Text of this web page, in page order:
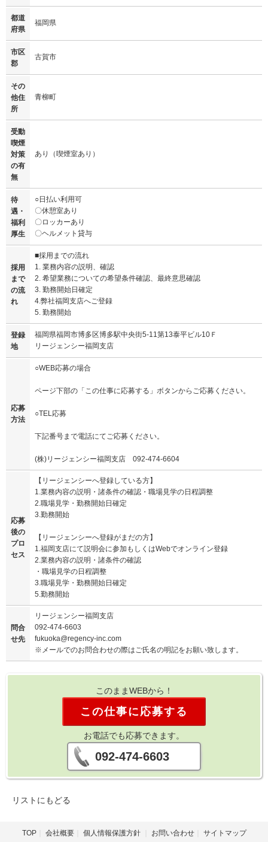
都道
府県
福岡県
市区
郡
古賀市
その
他住
所
青柳町
受動
喫煙
対策
の有
無
あり（喫煙室あり）
待
遇・
福利
厚生
○日払い利用可
〇休憩室あり
〇ロッカーあり
〇ヘルメット貸与
採用
まで
の流
れ
■採用までの流れ
1. 業務内容の説明、確認
2. 希望業務についての希望条件確認、最終意思確認
3. 勤務開始日確定
4.弊社福岡支店へご登録
5. 勤務開始
登録
地
福岡県福岡市博多区博多駅中央街5-11第13泰平ビル10Ｆ
リージェンシー福岡支店
応募
方法
○WEB応募の場合
ページ下部の「この仕事に応募する」ボタンからご応募ください。
○TEL応募
下記番号まで電話にてご応募ください。
(株)リージェンシー福岡支店 092-474-6604
応募
後の
プロ
セス
【リージェンシーへ登録している方】
1.業務内容の説明・諸条件の確認・職場見学の日程調整
2.職場見学・勤務開始日確定
3.勤務開始
【リージェンシーへ登録がまだの方】
1.福岡支店にて説明会に参加もしくはWebでオンライン登録
2.業務内容の説明・諸条件の確認
・職場見学の日程調整
3.職場見学・勤務開始日確定
5.勤務開始
問合
せ先
リージェンシー福岡支店
092-474-6603
fukuoka@regency-inc.com
※メールでのお問合わせの際はご氏名の明記をお願い致します。
このままWEBから！
この仕事に応募する
お電話でも応募できます。
092-474-6603
リストにもどる
TOP 会社概要 個人情報保護方針 お問い合わせ サイトマップ